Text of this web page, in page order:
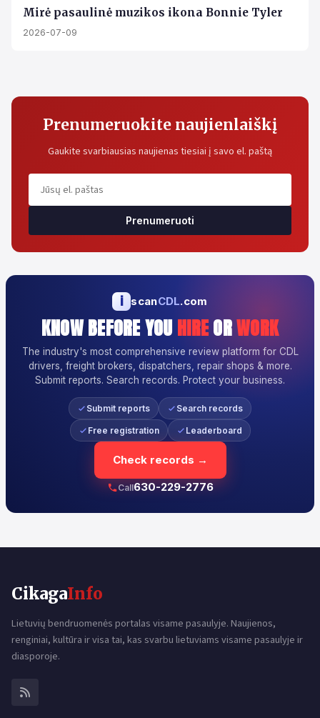
Mirė pasaulinė muzikos ikona Bonnie Tyler
2026-07-09
Prenumeruokite naujienlaiškį
Gaukite svarbiausias naujienas tiesiai į savo el. paštą
Prenumeruoti
i scanCDL.com
KNOW BEFORE YOU HIREORWORK
The industry's most comprehensive review platform for CDL
drivers, freight brokers, dispatchers, repair shops & more.
Submit reports. Search records. Protect your business.
Submit reports Search records
Free registration Leaderboard
Check records →
Call630-229-2776
CikagaInfo
Lietuvių bendruomenės portalas visame pasaulyje. Naujienos,
renginiai, kultūra ir visa tai, kas svarbu lietuviams visame pasaulyje ir
diasporoje.